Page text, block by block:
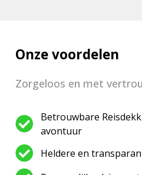
Onze voordelen
Zorgeloos en met
Betrouwbare
avontuur
Heldere en